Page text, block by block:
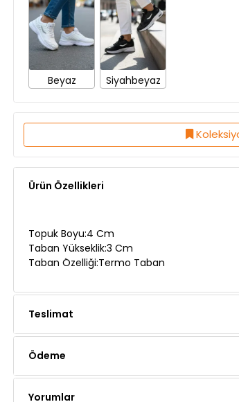
Beyaz Siyahbeyaz
Ürün Özellikleri
Taban Özelliği:Termo Taban